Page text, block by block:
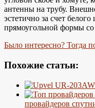
антенны на трубу.
эстетично за счет
прямоугольной формы
Было интересно?
Похожие статьи:
провайдеров